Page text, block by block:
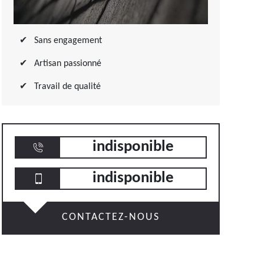
Sans engagement
Artisan passionné
Travail de qualité
indisponible
indisponible
CONTACTEZ-NOUS